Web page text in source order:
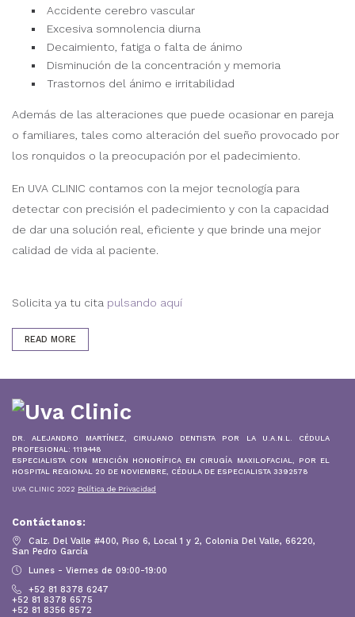
Accidente cerebro vascular
Excesiva somnolencia diurna
Decaimiento, fatiga o falta de ánimo
Disminución de la concentración y memoria
Trastornos del ánimo e irritabilidad
Además de las alteraciones que puede ocasionar en pareja
o familiares, tales como alteración del sueño provocado por
los ronquidos o la preocupación por el padecimiento.
En UVA CLINIC contamos con la mejor tecnología para
detectar con precisión el padecimiento y con la capacidad
de dar una solución real, eficiente y que brinde una mejor
calidad de vida al paciente.
Solicita ya tu cita pulsando aquí
READ MORE
DR. ALEJANDRO MARTÍNEZ, CIRUJANO DENTISTA POR LA U.A.N.L. CÉDULA
PROFESIONAL: 1119448
ESPECIALISTA CON MENCIÓN HONORÍFICA EN CIRUGÍA MAXILOFACIAL, POR EL
HOSPITAL REGIONAL 20 DE NOVIEMBRE, CÉDULA DE ESPECIALISTA 3392578
UVA CLINIC 2022 Política de Privacidad
Contáctanos:
Calz. Del Valle #400, Piso 6, Local 1 y 2, Colonia Del Valle, 66220,
San Pedro García
Lunes - Viernes de 09:00-19:00
+52 81 8378 6247
+52 81 8378 6575
+52 81 8356 8572